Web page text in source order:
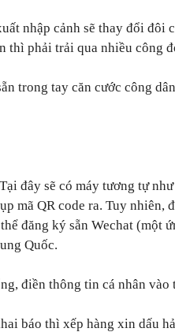
nhập cảnh sẽ thay đổi đôi
thì phải trải qua nhiều công
trong tay căn cước công
đây sẽ có máy tương tự
mã QR code ra. Tuy nhiên,
đăng ký sẵn Wechat (một
Quốc.
điền thông tin cá nhân
báo thì xếp hàng xin dấu